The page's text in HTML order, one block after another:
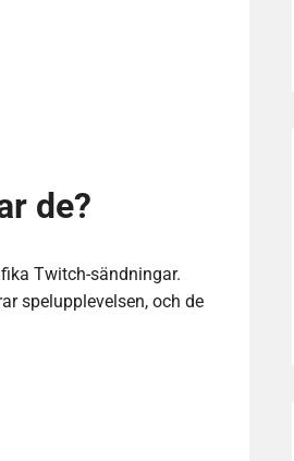
de?
Twitch-sändningar.
spelupplevelsen, och de